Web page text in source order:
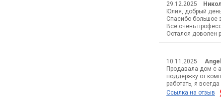
29.12.2025
Юлия, добрый
Спасибо большое
Все очень
Остался доволен
10.11.2025
Продавала дом с
поддержку от
работать, я
Ссылка на отзыв